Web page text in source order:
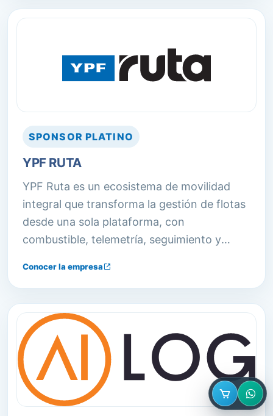
SPONSOR PLATINO
YPF RUTA
YPF Ruta es un ecosistema de movilidad
integral que transforma la gestión de flotas
desde una sola plataforma, con
combustible, telemetría, seguimiento y
financiación, descuentos y la posibilidad de
servicio.
Conocer la empresa